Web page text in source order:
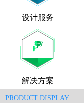
设计服务
解决方案
PRODUCT DISPLAY